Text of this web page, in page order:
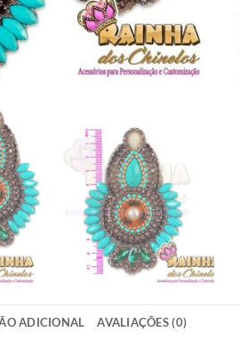
ADICIONAL AVALIAÇÕES (0)